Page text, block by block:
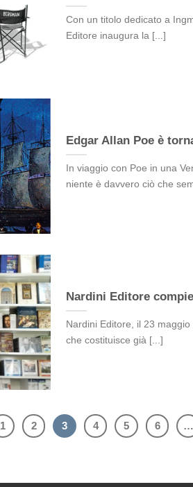
Con un titolo dedicato a
Editore inaugura la [...]
Edgar Allan Poe è
In viaggio con Poe in una
niente è davvero ciò che
Nardini Editore
Nardini Editore, il 23
che costituisce già [...]
1 2 3 4 5 6 …